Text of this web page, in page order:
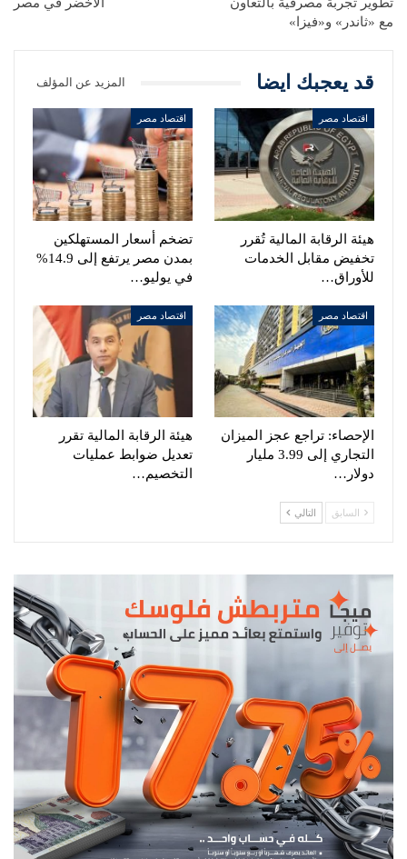
مع «ثاندر» و«فيزا»
قد يعجبك ايضا المزيد عن المؤلف
اقتصاد مصر
هيئة الرقابة المالية تُقرر
تخفيض مقابل الخدمات
للأوراق…
اقتصاد مصر
تضخم أسعار المستهلكين
بمدن مصر يرتفع إلى 14.9%
في يوليو…
اقتصاد مصر
الإحصاء: تراجع عجز الميزان
التجاري إلى 3.99 مليار
دولار…
اقتصاد مصر
هيئة الرقابة المالية تقرر
تعديل ضوابط عمليات
التخصيم…
السابق التالي